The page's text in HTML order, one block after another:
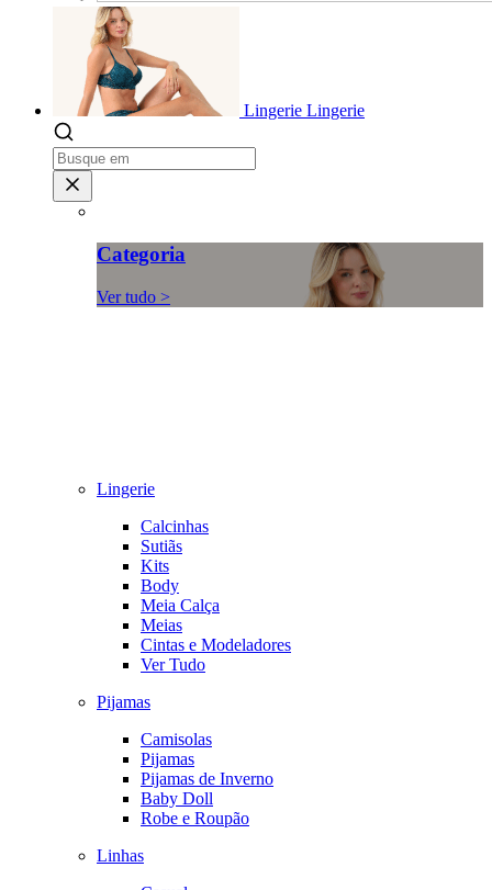
Lingerie Lingerie
Categoria
Ver tudo >
Lingerie
Calcinhas
Sutiãs
Kits
Body
Meia Calça
Meias
Cintas e Modeladores
Ver Tudo
Pijamas
Camisolas
Pijamas
Pijamas de Inverno
Baby Doll
Robe e Roupão
Linhas